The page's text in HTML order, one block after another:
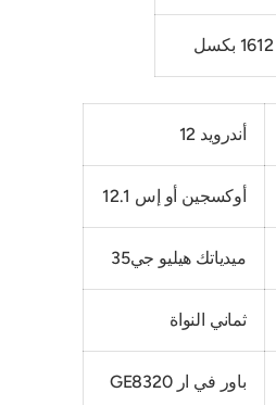
أندرويد 12
أوكسجين أو إس 12.1
ميدياتك هيليو جي35
ثماني النواة
باور في ار GE8320